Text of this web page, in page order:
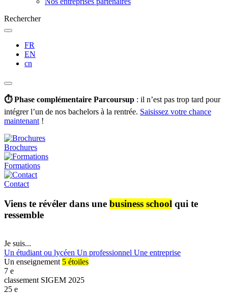
Rechercher
FR
EN
cn
⏱️ Phase complémentaire Parcoursup : il n’est pas trop tard pour
intégrer l’un de nos bachelors à la rentrée. Saisissez votre chance
maintenant !
Brochures
Formations
Contact
Viens te révéler dans une business school qui te
ressemble
Je suis...
Un étudiant ou lycéen Un professionnel Une entreprise
Un enseignement 5 étoiles
7 e
classement SIGEM 2025
25 e